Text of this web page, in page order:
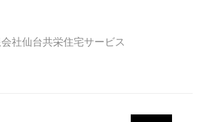
社仙台共栄住宅サービス